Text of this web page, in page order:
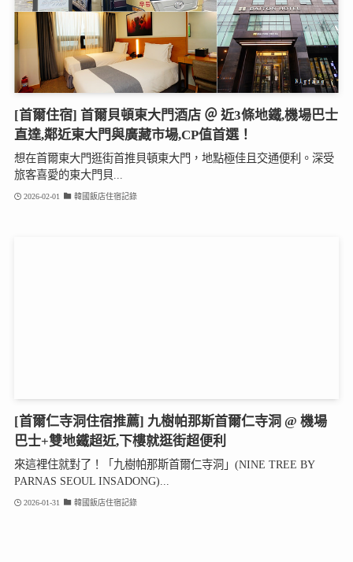
[首爾住宿] 首爾貝頓東大門酒店 ＠ 近3條地鐵,機場巴士
直達,鄰近東大門與廣藏市場,CP值首選！
想在首爾東大門逛街首推貝頓東大門，地點極佳且交通便利。深受
旅客喜愛的東大門貝...
2026-02-01 韓國飯店住宿記錄
[首爾仁寺洞住宿推薦] 九樹帕那斯首爾仁寺洞 @ 機場
巴士+雙地鐵超近,下樓就逛街超便利
來這裡住就對了！「九樹帕那斯首爾仁寺洞」(NINE TREE BY
PARNAS SEOUL INSADONG)...
2026-01-31 韓國飯店住宿記錄